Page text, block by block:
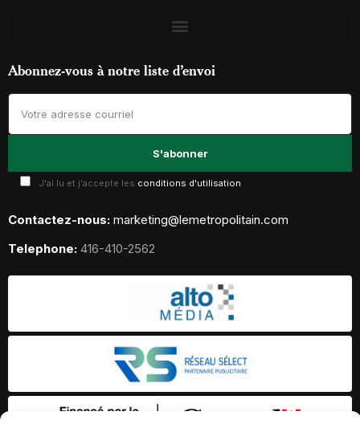
Abonnez-vous à notre liste d’envoi
J'ai lu et j'accepte les conditions d'utilisation
Contactez-nous: marketing@lemetropolitain.com
Telephone: 416-410-2562